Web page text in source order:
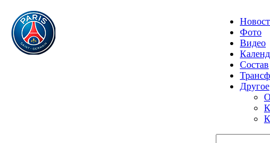
Фото
Видео
Состав
Другое